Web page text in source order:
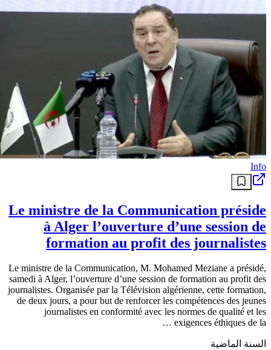
Info
Le ministre de la Communication préside
à Alger l’ouverture d’une session de
formation au profit des journalistes
Le ministre de la Communication, M. Mohamed Meziane a présidé,
samedi à Alger, l’ouverture d’une session de formation au profit des
journalistes. Organisée par la Télévision algérienne, cette formation,
de deux jours, a pour but de renforcer les compétences des jeunes
journalistes en conformité avec les normes de qualité et les
exigences éthiques de la …
السنة الماضية